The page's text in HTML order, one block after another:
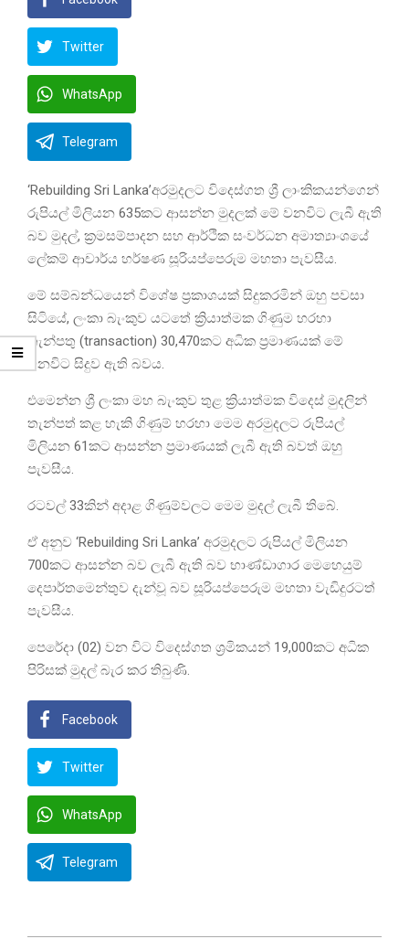
Twitter
WhatsApp
Telegram
‘Rebuilding Sri Lanka’අරමුදලට විදෙස්ගත ශ්‍රී ලාංකිකයන්ගෙන්
රුපියල් මිලියන 635කට ආසන්න මුදලක් මේ වනවිට ලැබී ඇති
බව මුදල්, ක්‍රමසම්පාදන සහ ආර්ථික සංවර්ධන අමාත්‍යාංශයේ
ලේකම් ආචාර්ය හර්ෂණ සූරියප්පෙරුම මහතා පැවසීය.
මේ සම්බන්ධයෙන් විශේෂ ප්‍රකාශයක් සිදුකරමින් ඔහු පවසා
සිටියේ, ලංකා බැංකුව යටතේ ක්‍රියාත්මක ගිණුම හරහා
තැන්පතු (transaction) 30,470කට අධික ප්‍රමාණයක් මේ
වනවිට සිදුව ඇති බවය.
එමෙන්න ශ්‍රී ලංකා මහ බැංකුව තුළ ක්‍රියාත්මක විදෙස් මුදලින්
තැන්පත් කළ හැකි ගිණුම් හරහා මෙම අරමුදලට රුපියල්
මිලියන 61කට ආසන්න ප්‍රමාණයක් ලැබී ඇති බවත් ඔහු
පැවසීය.
රටවල් 33කින් අදාළ ගිණුම්වලට මෙම මුදල් ලැබී තිබේ.
ඒ අනුව ‘Rebuilding Sri Lanka’ අරමුදලට රුපියල් මිලියන
700කට ආසන්න බව ලැබී ඇති බව භාණ්ඩාගාර මෙහෙයුම්
දෙපාර්තමෙන්තුව දැන්වූ බව සූරියප්පෙරුම මහතා වැඩිදුරටත්
පැවසීය.
පෙරේදා (02) වන විට විදෙස්ගත ශ්‍රමිකයන් 19,000කට අධික
පිරිසක් මුදල් බැර කර තිබුණි.
Facebook
Twitter
WhatsApp
Telegram